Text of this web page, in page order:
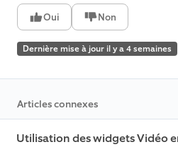
Oui Non
Dernière mise à jour il y a 4 semaines
Articles connexes
Utilisation des widgets Vidéo